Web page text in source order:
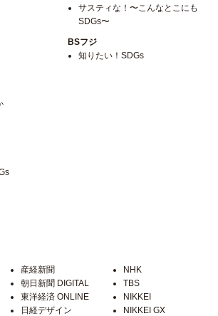
サスティな！〜こんなとこにも
SDGs〜
BSフジ
知りたい！SDGs
産経新聞
朝日新聞 DIGITAL
東洋経済 ONLINE
日経デザイン
NHK
TBS
NIKKEI
NIKKEI GX